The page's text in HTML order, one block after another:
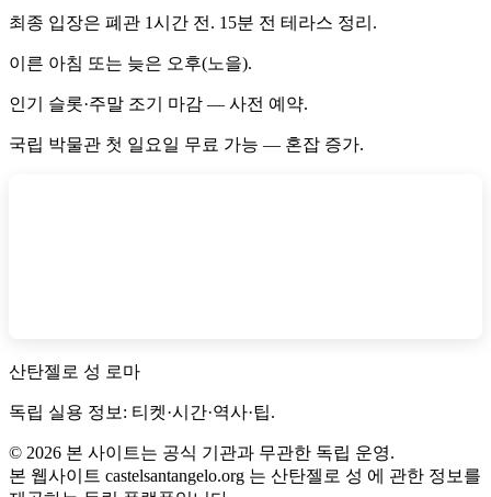
최종 입장은 폐관 1시간 전. 15분 전 테라스 정리.
이른 아침 또는 늦은 오후(노을).
인기 슬롯·주말 조기 마감 — 사전 예약.
국립 박물관 첫 일요일 무료 가능 — 혼잡 증가.
산탄젤로 성 로마
독립 실용 정보: 티켓·시간·역사·팁.
© 2026 본 사이트는 공식 기관과 무관한 독립 운영.
본 웹사이트 castelsantangelo.org 는 산탄젤로 성 에 관한 정보를